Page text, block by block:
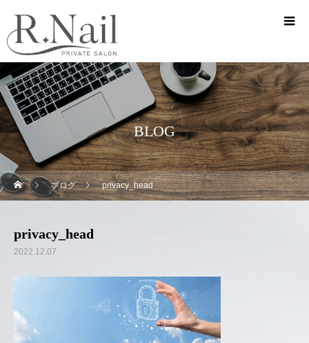
BLOG
ブログ privacy_head
privacy_head
2022.12.07